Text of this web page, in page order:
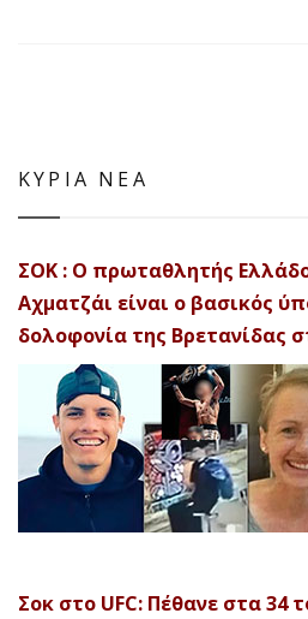
ΚΥΡΙΑ ΝΕΑ
ΣΟΚ : Ο πρωταθλητής
Αχματζάι είναι ο βασικός
δολοφονία της Βρετανίδας
Σοκ στο UFC: Πέθανε στα 34